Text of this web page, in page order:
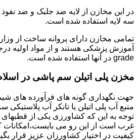
در این مخازن از لایه ضد جلبک و ضد
سه لایه استفاده شده است.
تمامی مخازن دارای پروانه ساخت از
grade در آنها استفاده شده است.
مخزن پلی اتیلن سم پاشی در
جهت نگهداری گونه های فرآورده های
منبع آب پلی اتیلن یا تانکر آب پلاستیکی
توجه به این که کشاورزی یکی از قطبهای
غرب است از این رو می بایست،امکانات
کیفیت در اختیار کشاورزان عزیز قرار